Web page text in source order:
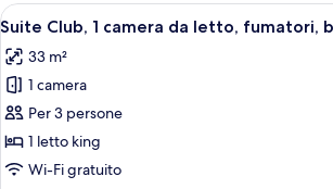
camera
letto
Apri
tutte
le
foto
per
Suite
Club,
Un
11
Suite Club, 1 camera da letto, fumatori,
33 m²
1 camera
Per 3 persone
1 letto king
Wi-Fi gratuito